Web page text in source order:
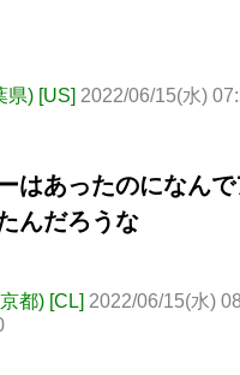
県) [US] 2022/06/15(水)
はあったのになん
んだろうな
都) [CL] 2022/06/15(水)